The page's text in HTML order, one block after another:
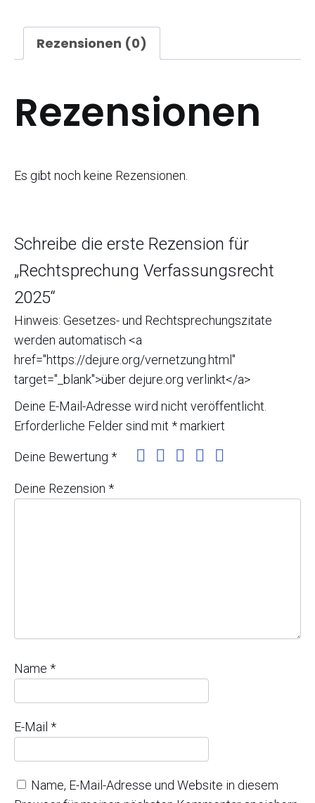
Rezensionen (0)
Rezensionen
Es gibt noch keine Rezensionen.
Schreibe die erste Rezension für
„Rechtsprechung Verfassungsrecht
2025“
Hinweis: Gesetzes- und Rechtsprechungszitate
werden automatisch <a
href="https://dejure.org/vernetzung.html"
target="_blank">über dejure.org verlinkt</a>
Deine E-Mail-Adresse wird nicht veröffentlicht.
Erforderliche Felder sind mit *markiert
Deine Bewertung *
Deine Rezension *
Name *
E-Mail *
Name, E-Mail-Adresse und Website in diesem